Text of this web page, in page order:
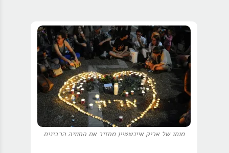
מותו של אריק איינשטיין מחזיר את החוויה הרבינית